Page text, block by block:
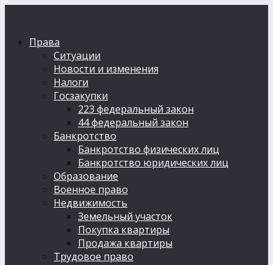
Права
Ситуации
Новости и изменения
Налоги
Госзакупки
223 федеральный закон
44 федеральный закон
Банкротство
Банкротство физических лиц
Банкротство юридических лиц
Образование
Военное право
Недвижимость
Земельный участок
Покупка квартиры
Продажа квартиры
Трудовое право